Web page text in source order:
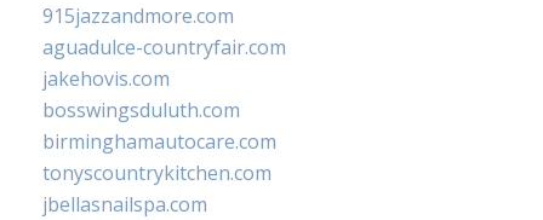
915jazzandmore.com
aguadulce-countryfair.com
jakehovis.com
bosswingsduluth.com
birminghamautocare.com
tonyscountrykitchen.com
jbellasnailspa.com